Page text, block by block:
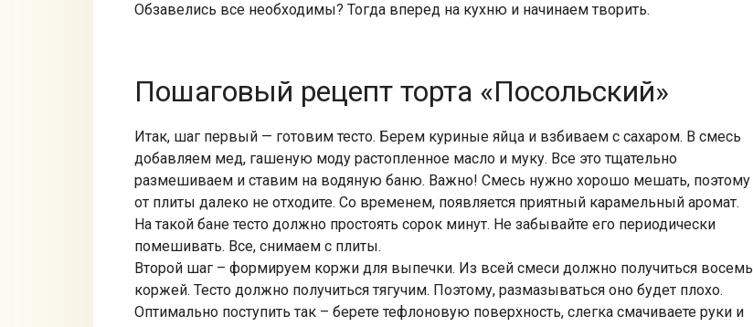
Обзавелись все необходимы? Тогда вперед на кухню и начинаем творить.
Пошаговый рецепт торта «Посольский»
Итак, шаг первый — готовим тесто. Берем куриные яйца и взбиваем с сахаром. В смесь
добавляем мед, гашеную моду растопленное масло и муку. Все это тщательно
размешиваем и ставим на водяную баню. Важно! Смесь нужно хорошо мешать, поэтому
от плиты далеко не отходите. Со временем, появляется приятный карамельный аромат.
На такой бане тесто должно простоять сорок минут. Не забывайте его периодически
помешивать. Все, снимаем с плиты.
Второй шаг – формируем коржи для выпечки. Из всей смеси должно получиться восемь
коржей. Тесто должно получиться тягучим. Поэтому, размазываться оно будет плохо.
Оптимально поступить так – берете тефлоновую поверхность, слегка смачиваете руки и